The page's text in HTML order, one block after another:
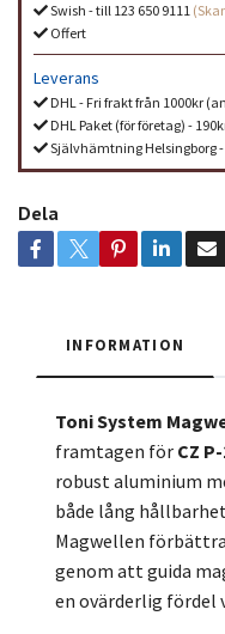
Swish - till 123 650 9111
Offert
Leverans
DHL - Fri frakt från 1000kr
DHL Paket (för företag) -
Självhämtning Helsingborg
Dela
INFORMATION
Toni System
framtagen för CZ
robust aluminium
både lång
Magwellen
genom att guida
en ovärderlig